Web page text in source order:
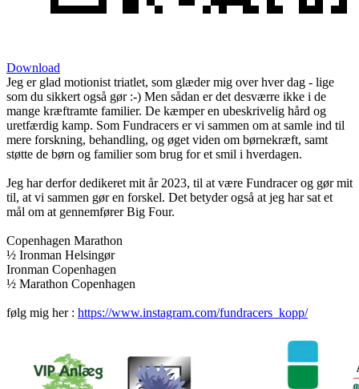
Download
Jeg er glad motionist triatlet, som glæder mig over hver dag - lige
som du sikkert også gør :-) Men sådan er det desværre ikke i de
mange kræftramte familier. De kæmper en ubeskrivelig hård og
uretfærdig kamp. Som Fundracers er vi sammen om at samle ind til
mere forskning, behandling, og øget viden om børnekræft, samt
støtte de børn og familier som brug for et smil i hverdagen.
Jeg har derfor dedikeret mit år 2023, til at være Fundracer og gør mit
til, at vi sammen gør en forskel. Det betyder også at jeg har sat et
mål om at gennemfører Big Four.
Copenhagen Marathon
½ Ironman Helsingør
Ironman Copenhagen
½ Marathon Copenhagen
følg mig her : https://www.instagram.com/fundracers_kopp/